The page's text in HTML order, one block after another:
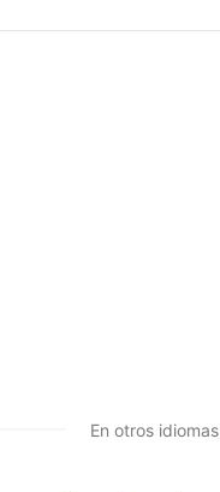
En otros idiomas